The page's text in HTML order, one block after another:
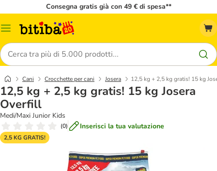
Consegna gratis già con 49 € di spesa**
Overview
Cerca
Cani Crocchette per cani Josera 12,5 kg + 2,5 kg gratis! 15 kg
12,5 kg + 2,5 kg gratis! 15 kg Josera
Overfill
Medi/Maxi Junior Kids
(0) Inserisci la tua valutazione
2,5 KG GRATIS!